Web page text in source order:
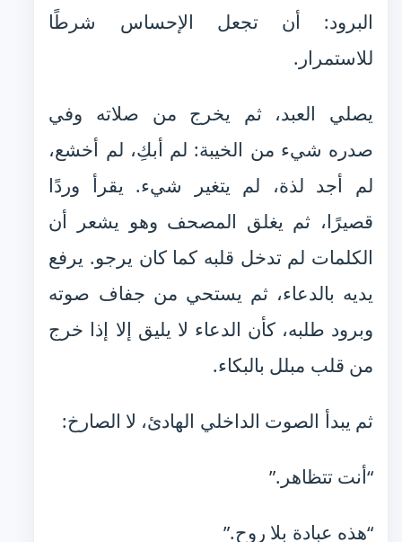
البرود: أن تجعل الإحساس شرطًا
للاستمرار.
يصلي العبد، ثم يخرج من صلاته وفي
صدره شيء من الخيبة: لم أبكِ، لم أخشع،
لم أجد لذة، لم يتغير شيء. يقرأ وردًا
قصيرًا، ثم يغلق المصحف وهو يشعر أن
الكلمات لم تدخل قلبه كما كان يرجو. يرفع
يديه بالدعاء، ثم يستحي من جفاف صوته
وبرود طلبه، كأن الدعاء لا يليق إلا إذا خرج
من قلب مبلل بالبكاء.
ثم يبدأ الصوت الداخلي الهادئ، لا الصارخ:
“أنت تتظاهر.”
“هذه عبادة بلا روح.”